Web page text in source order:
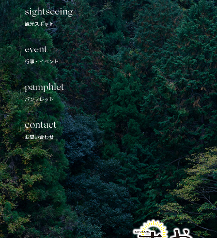
索
sightseeing
観光スポット
event
行事・イベント
pamphlet
パンフレット
contact
お問い合わせ